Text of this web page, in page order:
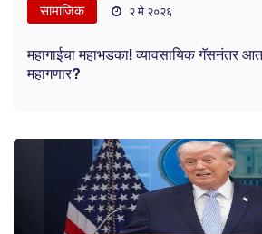
सामाजिक २ मे २०२६
महागाईचा महाभडका! व्यावसायिक गॅसनंतर
महागणार?